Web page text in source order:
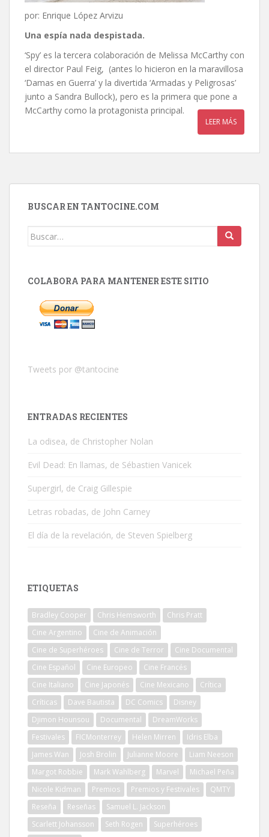
por: Enrique López Arvizu
Una espía nada despistada.
‘Spy’ es la tercera colaboración de Melissa McCarthy con
el director Paul Feig, (antes lo hicieron en la maravillosa
‘Damas en Guerra’ y la divertida ‘Armadas y Peligrosas’
junto a Sandra Bullock), pero es la primera que pone a
McCarthy como la protagonista principal.
LEER MÁS
BUSCAR EN TANTOCINE.COM
Buscar:
COLABORA PARA MANTENER ESTE SITIO
Tweets por @tantocine
ENTRADAS RECIENTES
La odisea, de Christopher Nolan
Evil Dead: En llamas, de Sébastien Vanicek
Supergirl, de Craig Gillespie
Letras robadas, de John Carney
El día de la revelación, de Steven Spielberg
ETIQUETAS
Bradley Cooper Chris Hemsworth
Chris Pratt
Cine Argentino
Cine de Animación
Cine de Superhéroes
Cine de Terror
Cine Documental
Cine Español
Cine Europeo
Cine Francés
Cine Italiano
Cine Japonés Cine Mexicano
Crítica
Críticas
Dave Bautista DC Comics
Disney
Djimon Hounsou
Documental
DreamWorks
Festivales
FICMonterrey Helen Mirren
Idris Elba
James Wan
Josh Brolin Julianne Moore
Liam Neeson
Margot Robbie
Mark Wahlberg Marvel
Michael Peña
Nicole Kidman
Premios Premios y Festivales
QMTY
Reseña
Reseñas
Samuel L. Jackson
Scarlett Johansson
Seth Rogen
Superhéroes